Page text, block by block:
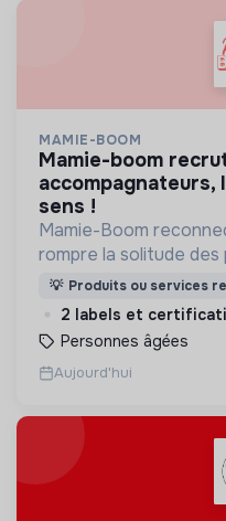
MAMIE-BOOM
mamie-boom recrute des gentils
accompagnateurs,
sens !
Mamie-Boom
rompre la solitude des
visites d'étudiants
💡 Produits ou services
2 labels et
Personnes âgées
Aujourd'hui